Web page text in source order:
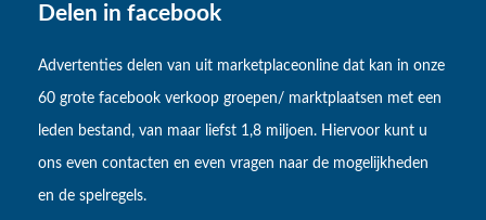
Delen in facebook
Advertenties delen van uit marketplaceonline dat kan in onze
60 grote facebook verkoop groepen/ marktplaatsen met een
leden bestand, van maar liefst 1,8 miljoen. Hiervoor kunt u
ons even contacten en even vragen naar de mogelijkheden
en de spelregels.